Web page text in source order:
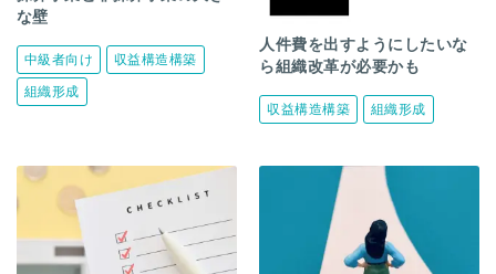
な壁
中級者向け 収益構造構築
組織形成
人件費を出すようにしたいな
ら組織改革が必要かも
収益構造構築 組織形成